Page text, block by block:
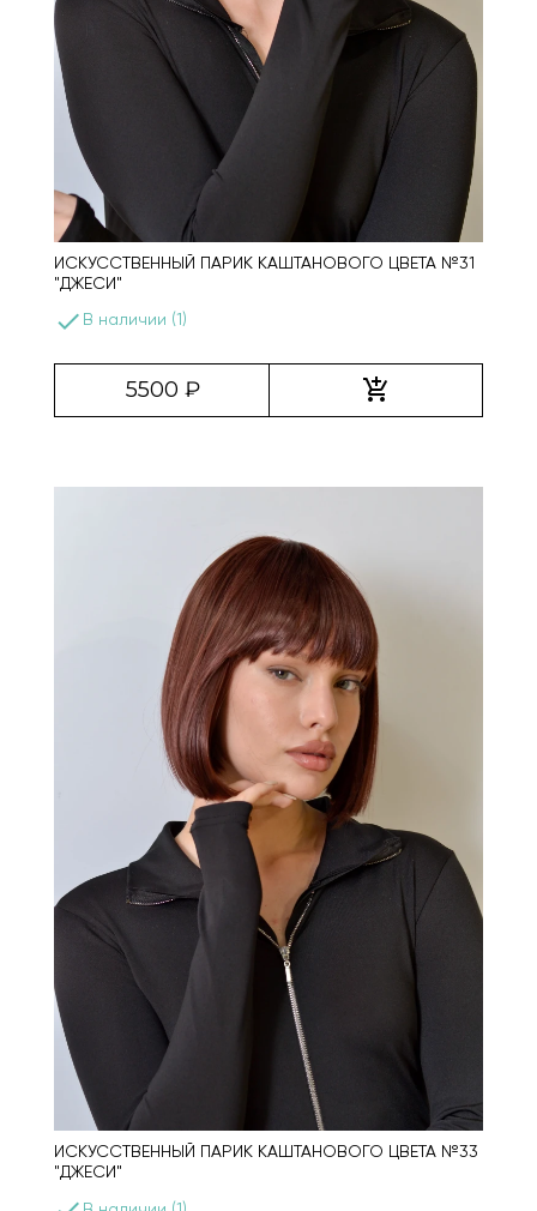
ИСКУССТВЕННЫЙ ПАРИК КАШТАНОВОГО ЦВЕТА №31
"ДЖЕСИ"
done В наличии (1)
5500 ₽ add_shopping_cart
ИСКУССТВЕННЫЙ ПАРИК КАШТАНОВОГО ЦВЕТА №33
"ДЖЕСИ"